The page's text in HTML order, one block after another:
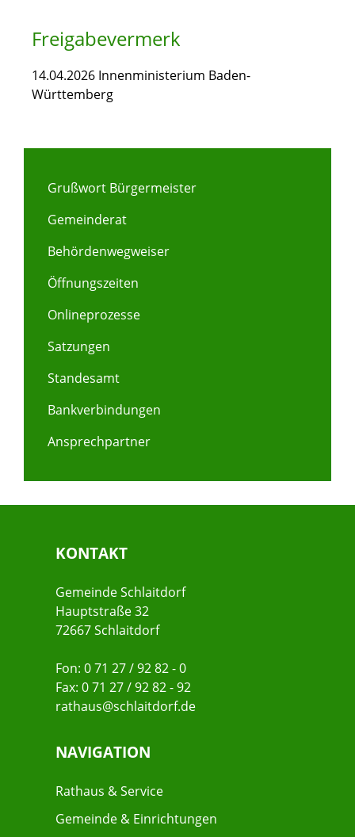
Freigabevermerk
14.04.2026 Innenministerium Baden-
Württemberg
Grußwort Bürgermeister
Gemeinderat
Behördenwegweiser
Öffnungszeiten
Onlineprozesse
Satzungen
Standesamt
Bankverbindungen
Ansprechpartner
KONTAKT
Gemeinde Schlaitdorf
Hauptstraße 32
72667 Schlaitdorf
Fon: 0 71 27 / 92 82 - 0
Fax: 0 71 27 / 92 82 - 92
rathaus@schlaitdorf.de
NAVIGATION
Rathaus & Service
Gemeinde & Einrichtungen